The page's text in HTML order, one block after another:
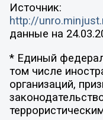
Источник:
http://
данные на
* Единый
том числе
организаций,